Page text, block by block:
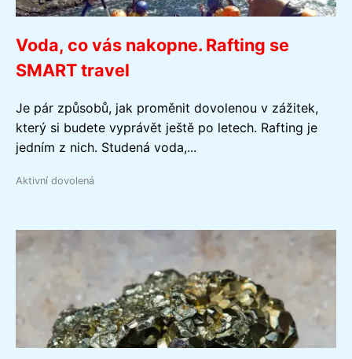
Voda, co vás nakopne. Rafting se
SMART travel
Je pár způsobů, jak proměnit dovolenou v zážitek,
který si budete vyprávět ještě po letech. Rafting je
jedním z nich. Studená voda,...
Aktivní dovolená